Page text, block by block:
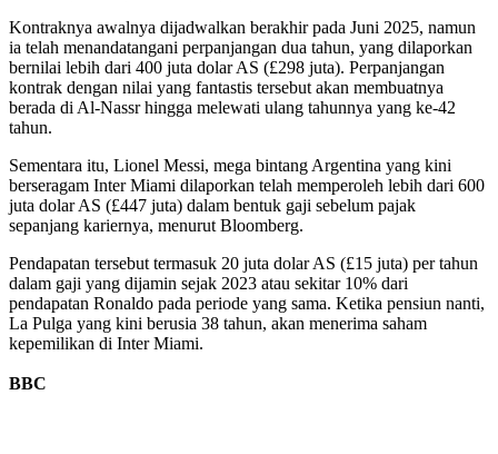
Kontraknya awalnya dijadwalkan berakhir pada Juni 2025, namun
ia telah menandatangani perpanjangan dua tahun, yang dilaporkan
bernilai lebih dari 400 juta dolar AS (£298 juta). Perpanjangan
kontrak dengan nilai yang fantastis tersebut akan membuatnya
berada di Al-Nassr hingga melewati ulang tahunnya yang ke-42
tahun.
Sementara itu, Lionel Messi, mega bintang Argentina yang kini
berseragam Inter Miami dilaporkan telah memperoleh lebih dari 600
juta dolar AS (£447 juta) dalam bentuk gaji sebelum pajak
sepanjang kariernya, menurut Bloomberg.
Pendapatan tersebut termasuk 20 juta dolar AS (£15 juta) per tahun
dalam gaji yang dijamin sejak 2023 atau sekitar 10% dari
pendapatan Ronaldo pada periode yang sama. Ketika pensiun nanti,
La Pulga yang kini berusia 38 tahun, akan menerima saham
kepemilikan di Inter Miami.
BBC